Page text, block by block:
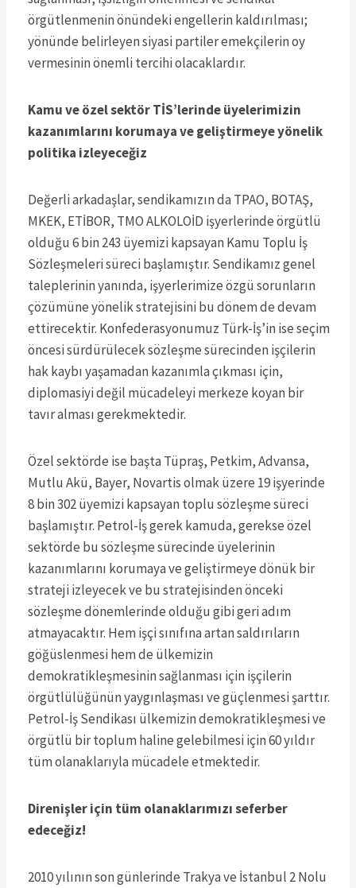
örgütlenmenin önündeki engellerin kaldırılması;
yönünde belirleyen siyasi partiler emekçilerin oy
vermesinin önemli tercihi olacaklardır.
Kamu ve özel sektör TİS’lerinde üyelerimizin
kazanımlarını korumaya ve geliştirmeye yönelik
politika izleyeceğiz
Değerli arkadaşlar, sendikamızın da TPAO, BOTAŞ,
MKEK, ETİBOR, TMO ALKOLOİD işyerlerinde örgütlü
olduğu 6 bin 243 üyemizi kapsayan Kamu Toplu İş
Sözleşmeleri süreci başlamıştır. Sendikamız genel
taleplerinin yanında, işyerlerimize özgü sorunların
çözümüne yönelik stratejisini bu dönem de devam
ettirecektir. Konfederasyonumuz Türk-İş’in ise seçim
öncesi sürdürülecek sözleşme sürecinden işçilerin
hak kaybı yaşamadan kazanımla çıkması için,
diplomasiyi değil mücadeleyi merkeze koyan bir
tavır alması gerekmektedir.
Özel sektörde ise başta Tüpraş, Petkim, Advansa,
Mutlu Akü, Bayer, Novartis olmak üzere 19 işyerinde
8 bin 302 üyemizi kapsayan toplu sözleşme süreci
başlamıştır. Petrol-İş gerek kamuda, gerekse özel
sektörde bu sözleşme sürecinde üyelerinin
kazanımlarını korumaya ve geliştirmeye dönük bir
strateji izleyecek ve bu stratejisinden önceki
sözleşme dönemlerinde olduğu gibi geri adım
atmayacaktır. Hem işçi sınıfına artan saldırıların
göğüslenmesi hem de ülkemizin
demokratikleşmesinin sağlanması için işçilerin
örgütlülüğünün yaygınlaşması ve güçlenmesi şarttır.
Petrol-İş Sendikası ülkemizin demokratikleşmesi ve
örgütlü bir toplum haline gelebilmesi için 60 yıldır
tüm olanaklarıyla mücadele etmektedir.
Direnişler için tüm olanaklarımızı seferber
edeceğiz!
2010 yılının son günlerinde Trakya ve İstanbul 2 Nolu